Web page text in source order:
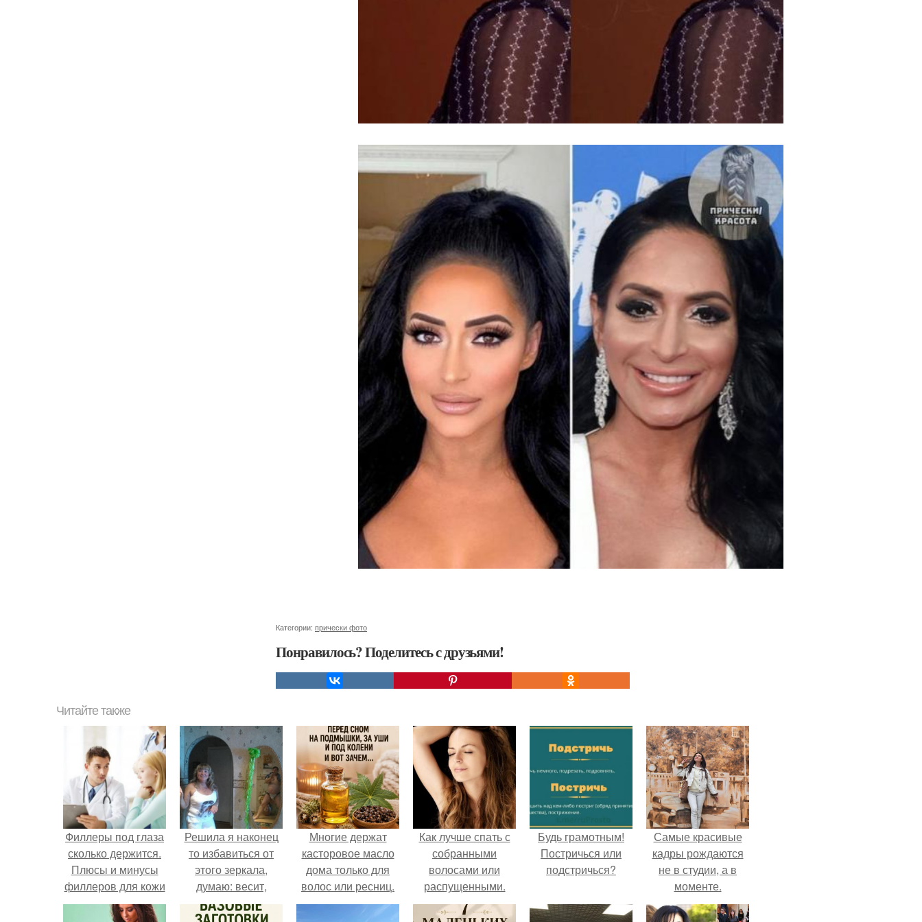
Категории: прически фото
Понравилось? Поделитесь с друзьями!
Читайте также
Филлеры под глаза
сколько держится.
Плюсы и минусы
филлеров для кожи
вокруг глаз
Решила я наконец
то избавиться от
этого зеркала,
думаю: весит,
мешается, продам.
Многие держат
касторовое масло
дома только для
волос или ресниц.
Как лучше спать с
собранными
волосами или
распущенными.
Эффективный уход
за волосами перед
Будь грамотным!
Постричься или
подстричься?
Самые красивые
кадры рождаются
не в студии, а в
моменте.